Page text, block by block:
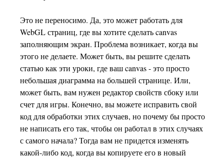
Это не переносимо. Да, это может работать для
WebGL страниц, где вы хотите сделать canvas
заполняющим экран. Проблема возникает, когда вы
этого не делаете. Может быть, вы решите сделать
статью как эти уроки, где ваш canvas - это просто
небольшая диаграмма на большей странице. Или,
может быть, вам нужен редактор свойств сбоку или
счет для игры. Конечно, вы можете исправить свой
код для обработки этих случаев, но почему бы просто
не написать его так, чтобы он работал в этих случаях
с самого начала? Тогда вам не придется изменять
какой-либо код, когда вы копируете его в новый